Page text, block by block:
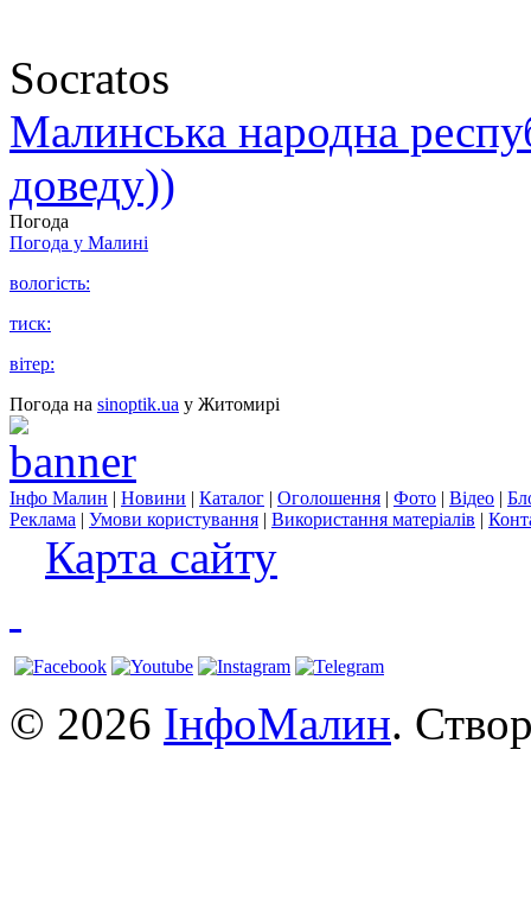
Socratos
Малинська народна
доведу))
Погода
Погода у Малині
вологість:
тиск:
вітер:
Погода на sinoptik.ua у Житомирі
Інфо Малин | Новини | Каталог | Оголошення | Фото | Відео |
Реклама | Умови користування | Використання матеріалів |
Карта сайту
© 2026 ІнфоМалин.